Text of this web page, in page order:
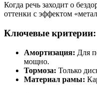
Когда речь заходит о
оттенки с эффектом
Ключевые критерии:
Амортизация: Для
мощно.
Тормоза: Только
Материал рамы: